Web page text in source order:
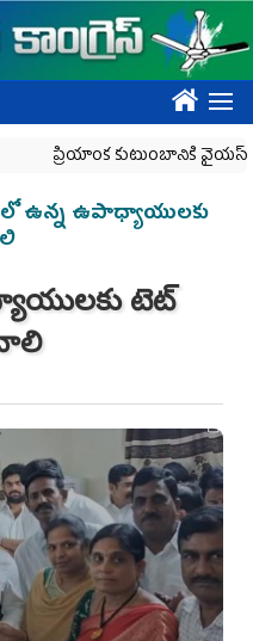
????
ప్రియాంక కుటుంబానికి
ఉన్న ఉపాధ్యాయులకు
టెట్‌